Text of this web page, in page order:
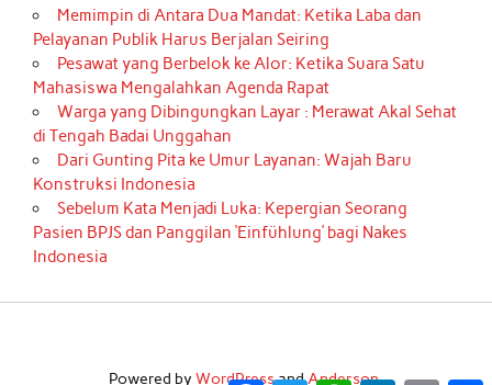
Memimpin di Antara Dua Mandat: Ketika Laba dan
Pelayanan Publik Harus Berjalan Seiring
Pesawat yang Berbelok ke Alor: Ketika Suara Satu
Mahasiswa Mengalahkan Agenda Rapat
Warga yang Dibingungkan Layar : Merawat Akal Sehat
di Tengah Badai Unggahan
Dari Gunting Pita ke Umur Layanan: Wajah Baru
Konstruksi Indonesia
Sebelum Kata Menjadi Luka: Kepergian Seorang
Pasien BPJS dan Panggilan ‘Einfühlung’ bagi Nakes
Indonesia
Powered by WordPressandAnderson.